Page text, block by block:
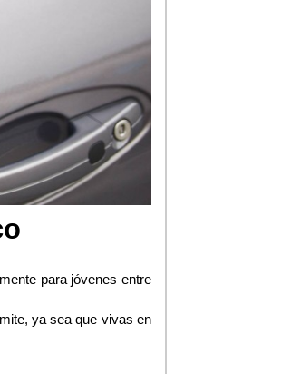
para jóvenes entre
, sus beneficios, y qué necesitas para comenzar el trámite, ya sea que vivas en